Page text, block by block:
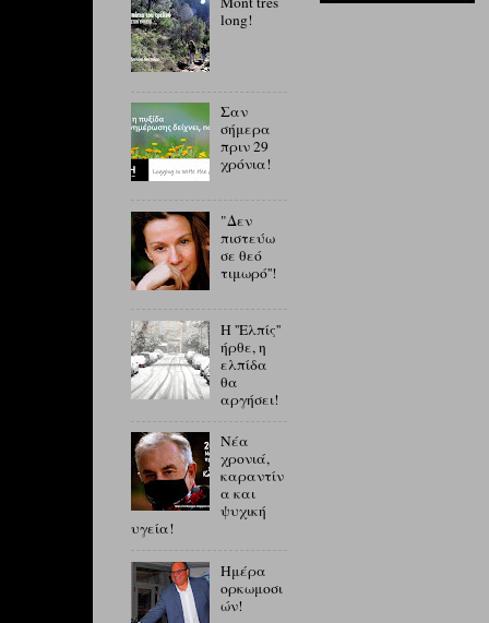
long!
Σαν
σήμερα
πριν 29
χρόνια!
"Δεν
πιστεύω
σε θεό
τιμωρό''!
Η ''Ελπίς''
ήρθε, η
ελπίδα
θα
αργήσει!
Νέα
χρονιά,
καραντίν
α και
ψυχική
υγεία!
Ημέρα
ορκωμοσι
ών!